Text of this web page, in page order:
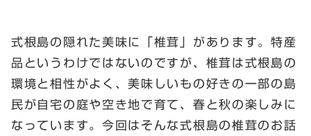
式根島の隠れた美味に「椎茸」があります。特産
品というわけではないのですが、椎茸は式根島の
環境と相性がよく、美味しいもの好きの一部の島
民が自宅の庭や空き地で育て、春と秋の楽しみに
なっています。今回はそんな式根島の椎茸のお話